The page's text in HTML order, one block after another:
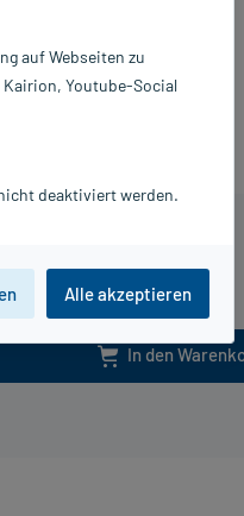
100 St
In den
BERLIN-CHEMIE AG
auf Webseiten zu
Kairion, Youtube-Social
deaktiviert werden.
Alle akzeptieren